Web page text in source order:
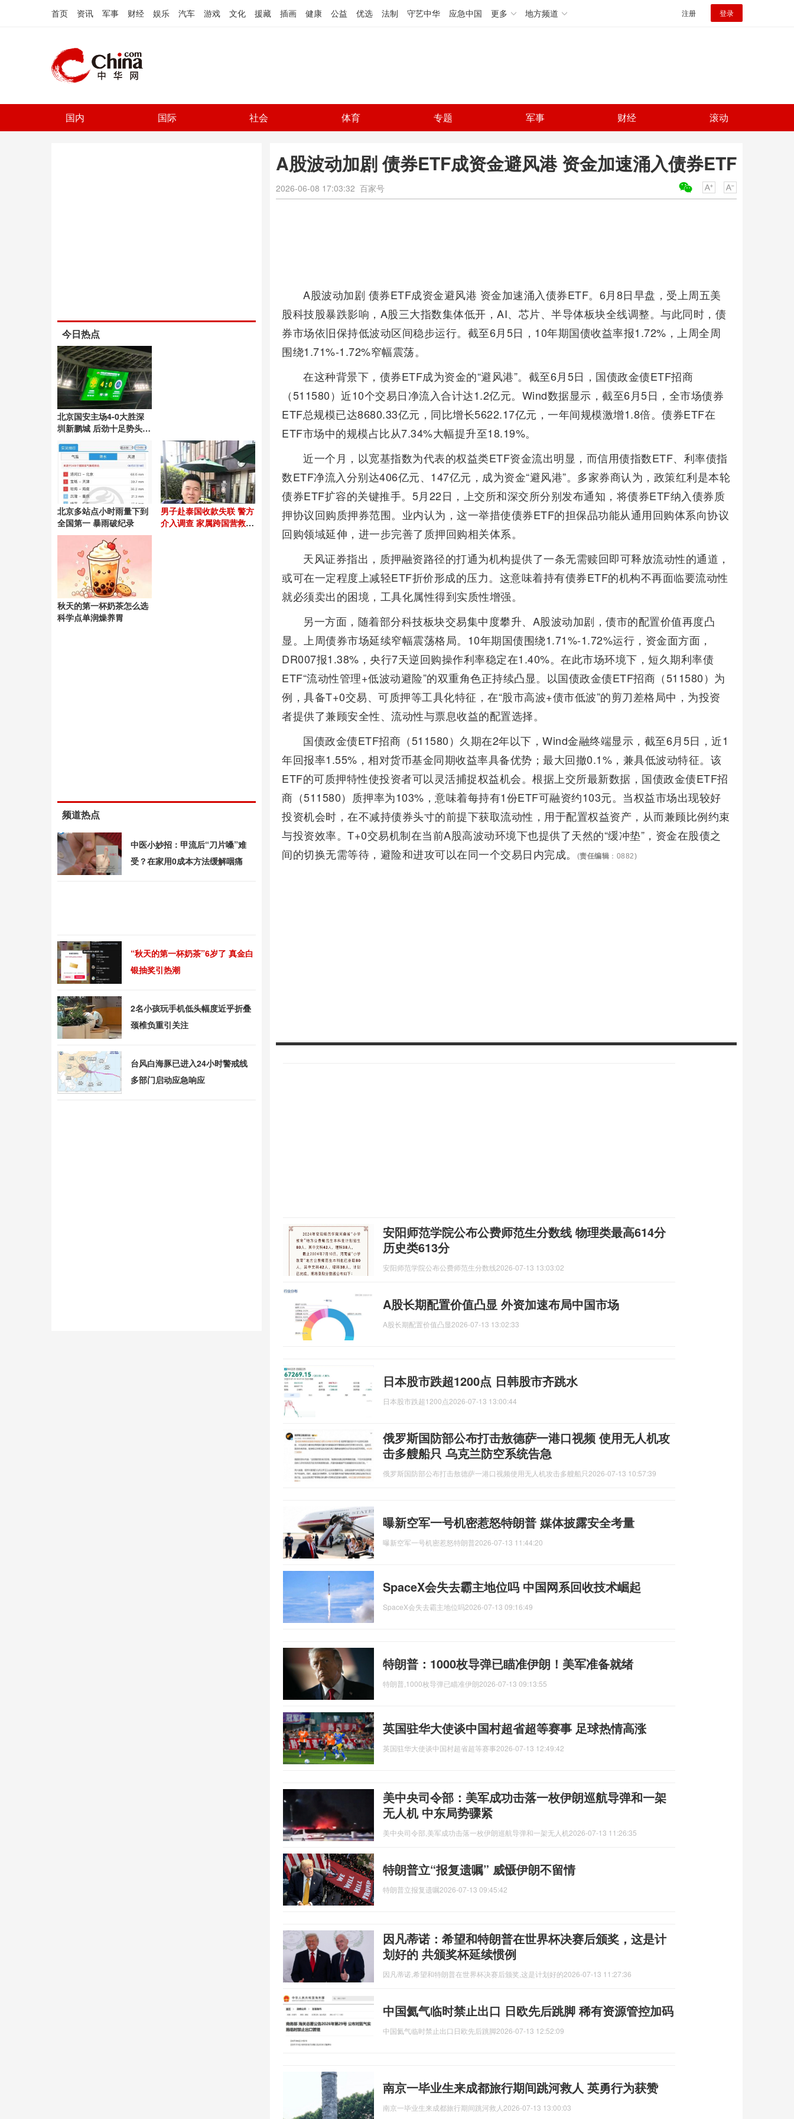
首页 资讯 军事 财经 娱乐 汽车 游戏 文化 援藏 插画 健康 公益 优选 法制 守艺中华 应急中国 更多 地方频道 注册 登录
国内 国际 社会 体育 专题 军事 财经 滚动
A股波动加剧 债券ETF成资金避风港 资金加速涌入债券ETF
2026-06-08 17:03:32 百家号
A股波动加剧 债券ETF成资金避风港 资金加速涌入债券ETF。6月8日早盘，受上周五美
股科技股暴跌影响，A股三大指数集体低开，AI、芯片、半导体板块全线调整。与此同时，债
券市场依旧保持低波动区间稳步运行。截至6月5日，10年期国债收益率报1.72%，上周全周
围绕1.71%-1.72%窄幅震荡。
在这种背景下，债券ETF成为资金的“避风港”。截至6月5日，国债政金债ETF招商
（511580）近10个交易日净流入合计达1.2亿元。Wind数据显示，截至6月5日，全市场债券
ETF总规模已达8680.33亿元，同比增长5622.17亿元，一年间规模激增1.8倍。债券ETF在
ETF市场中的规模占比从7.34%大幅提升至18.19%。
近一个月，以宽基指数为代表的权益类ETF资金流出明显，而信用债指数ETF、利率债指
数ETF净流入分别达406亿元、147亿元，成为资金“避风港”。多家券商认为，政策红利是本轮
债券ETF扩容的关键推手。5月22日，上交所和深交所分别发布通知，将债券ETF纳入债券质
押协议回购质押券范围。业内认为，这一举措使债券ETF的担保品功能从通用回购体系向协议
回购领域延伸，进一步完善了质押回购相关体系。
天风证券指出，质押融资路径的打通为机构提供了一条无需赎回即可释放流动性的通道，
或可在一定程度上减轻ETF折价形成的压力。这意味着持有债券ETF的机构不再面临要流动性
就必须卖出的困境，工具化属性得到实质性增强。
另一方面，随着部分科技板块交易集中度攀升、A股波动加剧，债市的配置价值再度凸
显。上周债券市场延续窄幅震荡格局。10年期国债围绕1.71%-1.72%运行，资金面方面，
DR007报1.38%，央行7天逆回购操作利率稳定在1.40%。在此市场环境下，短久期利率债
ETF“流动性管理+低波动避险”的双重角色正持续凸显。以国债政金债ETF招商（511580）为
例，具备T+0交易、可质押等工具化特征，在“股市高波+债市低波”的剪刀差格局中，为投资
者提供了兼顾安全性、流动性与票息收益的配置选择。
国债政金债ETF招商（511580）久期在2年以下，Wind金融终端显示，截至6月5日，近1
年回报率1.55%，相对货币基金同期收益率具备优势；最大回撤0.1%，兼具低波动特征。该
ETF的可质押特性使投资者可以灵活捕捉权益机会。根据上交所最新数据，国债政金债ETF招
商（511580）质押率为103%，意味着每持有1份ETF可融资约103元。当权益市场出现较好
投资机会时，在不减持债券头寸的前提下获取流动性，用于配置权益资产，从而兼顾比例约束
与投资效率。T+0交易机制在当前A股高波动环境下也提供了天然的“缓冲垫”，资金在股债之
间的切换无需等待，避险和进攻可以在同一个交易日内完成。
(责任编辑 ：0882)
安阳师范学院公布公费师范生分数线 物理类最高614分
历史类613分
安阳师范学院公布公费师范生分数线2026-07-13 13:03:02
A股长期配置价值凸显 外资加速布局中国市场
A股长期配置价值凸显2026-07-13 13:02:33
日本股市跌超1200点 日韩股市齐跳水
日本股市跌超1200点2026-07-13 13:00:44
俄罗斯国防部公布打击敖德萨一港口视频 使用无人机攻
击多艘船只 乌克兰防空系统告急
俄罗斯国防部公布打击敖德萨一港口视频使用无人机攻击多艘船只2026-07-13 10:57:39
曝新空军一号机密惹怒特朗普 媒体披露安全考量
曝新空军一号机密惹怒特朗普2026-07-13 11:44:20
SpaceX会失去霸主地位吗 中国网系回收技术崛起
SpaceX会失去霸主地位吗2026-07-13 09:16:49
特朗普：1000枚导弹已瞄准伊朗！美军准备就绪
特朗普,1000枚导弹已瞄准伊朗2026-07-13 09:13:55
英国驻华大使谈中国村超省超等赛事 足球热情高涨
英国驻华大使谈中国村超省超等赛事2026-07-13 12:49:42
美中央司令部：美军成功击落一枚伊朗巡航导弹和一架
无人机 中东局势骤紧
美中央司令部,美军成功击落一枚伊朗巡航导弹和一架无人机 2026-07-13 11:26:35
特朗普立“报复遗嘱” 威慑伊朗不留情
特朗普立报复遗嘱2026-07-13 09:45:42
因凡蒂诺：希望和特朗普在世界杯决赛后颁奖，这是计
划好的 共颁奖杯延续惯例
因凡蒂诺,希望和特朗普在世界杯决赛后颁奖,这是计划好的2026-07-13 11:27:36
中国氦气临时禁止出口 日欧先后跳脚 稀有资源管控加码
中国氦气临时禁止出口日欧先后跳脚2026-07-13 12:52:09
南京一毕业生来成都旅行期间跳河救人 英勇行为获赞
南京一毕业生来成都旅行期间跳河救人 2026-07-13 13:00:03
今日热点
北京国安主场4-0大胜深
圳新鹏城 后劲十足势头良
北京多站点小时雨量下到
全国第一 暴雨破纪录
男子赴泰国收款失联 警方
介入调查 家属跨国营救54
秋天的第一杯奶茶怎么选
科学点单润燥养胃
频道热点
中医小妙招：甲流后“刀片嗓”难
受？在家用0成本方法缓解咽痛
“秋天的第一杯奶茶”6岁了 真金白
银抽奖引热潮
2名小孩玩手机低头幅度近乎折叠
颈椎负重引关注
台风白海豚已进入24小时警戒线
多部门启动应急响应